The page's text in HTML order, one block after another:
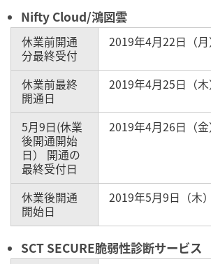
Nifty Cloud/鴻図雲
休業前開通
分最終受付
2019年4月22日（
休業前最終
開通日
2019年4月25日（木
5月9日(休業
後開通開始
日） 開通の
最終受付日
2019年4月26日（
休業後開通
開始日
2019年5月9日（木）
SCT SECURE脆弱性診断サービス